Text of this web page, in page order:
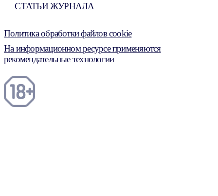
СТАТЬИ ЖУРНАЛА
Политика обработки файлов cookie
На информационном ресурсе применяются
рекомендательные технологии